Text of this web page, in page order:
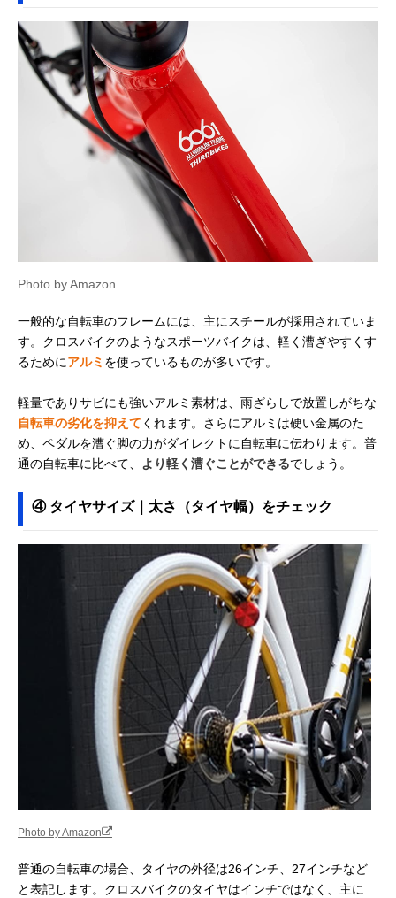
Photo by Amazon
一般的な自転車のフレームには、主にスチールが採用されていま
す。クロスバイクのようなスポーツバイクは、軽く漕ぎやすくす
るためにアルミ を使っているものが多いです。
軽量でありサビにも強いアルミ素材は、雨ざらしで放置しがちな
自転車の劣化を抑えて くれます。さらにアルミは硬い金属のた
め、ペダルを漕ぐ脚の力がダイレクトに自転車に伝わります。普
通の自転車に比べて、 より軽く漕ぐことができるでしょう。
④ タイヤサイズ｜太さ（タイヤ幅）をチェック
Photo by Amazon
普通の自転車の場合、タイヤの外径は26インチ、27インチなど
と表記します。クロスバイクのタイヤはインチではなく、主に